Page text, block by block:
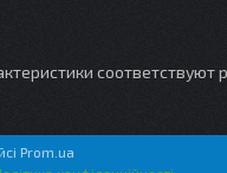
Prom.ua